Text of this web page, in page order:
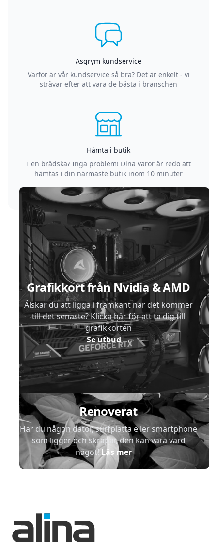
Asgrym kundservice
Varför är vår kundservice så bra? Det är enkelt - vi
strävar efter att vara de bästa i branschen
Hämta i butik
I en brådska? Inga problem! Dina varor är redo att
hämtas i din närmaste butik inom 10 minuter
Grafikkort från Nvidia & AMD
Älskar du att ligga i framkant när det kommer
till det senaste? Klicka här för att ta dig till
grafikkorten
Se utbud→
Renoverat
Har du någon dator, surfplatta eller smartphone
som ligger och skräpar, den kan vara värd
något!Läs mer→